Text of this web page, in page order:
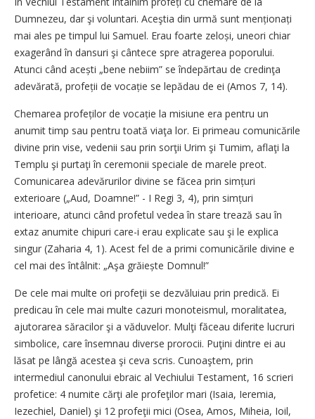
Dumnezeu, dar şi voluntari. Aceştia din urmă sunt menționați
mai ales pe timpul lui Samuel. Erau foarte zeloși, uneori chiar
exagerând în dansuri şi cântece spre atragerea poporului.
Atunci când acești „bene nebiim” se îndepărtau de credinţa
adevărată, profeții de vocație se lepădau de ei (Amos 7, 14).
Chemarea profeților de vocație la misiune era pentru un
anumit timp sau pentru toată viaţa lor. Ei primeau comunicările
divine prin vise, vedenii sau prin sorţii Urim şi Tumim, aflaţi la
Templu şi purtaţi în ceremonii speciale de marele preot.
Comunicarea adevărurilor divine se făcea prin simțuri
exterioare („Aud, Doamne!” - I Regi 3, 4), prin simțuri
interioare, atunci când profetul vedea în stare trează sau în
extaz anumite chipuri care-i erau explicate sau şi le explica
singur (Zaharia 4, 1). Acest fel de a primi comunicările divine e
cel mai des întâlnit: „Aşa grăiește Domnul!”
De cele mai multe ori profeţii se dezvăluiau prin predică. Ei
predicau în cele mai multe cazuri monoteismul, moralitatea,
ajutorarea săracilor şi a văduvelor. Mulţi făceau diferite lucruri
simbolice, care însemnau diverse prorocii. Puţini dintre ei au
lăsat pe lângă acestea şi ceva scris. Cunoaştem, prin
intermediul canonului ebraic al Vechiului Testament, 16 scrieri
profetice: 4 numite cărţi ale profeţilor mari (Isaia, Ieremia,
Iezechiel, Daniel) şi 12 profeţii mici (Osea, Amos, Miheia, Ioil,